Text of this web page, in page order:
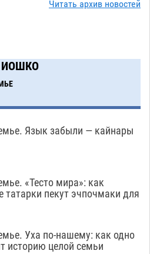
попробует отбиться
угнал мотоцикл и
с банковскими
на парковом газоне с
котами
встал на сторону МЧС в
униформы
07.08 356
Спартакиаде астраханские
казанским «драконам»
07.08
Читать архив новостей
ИОШКО
Язык забыли — кайнары
«Тесто мира»: как
татарки пекут эчпочмаки для
Уха по-нашему: как одно
историю целой семьи